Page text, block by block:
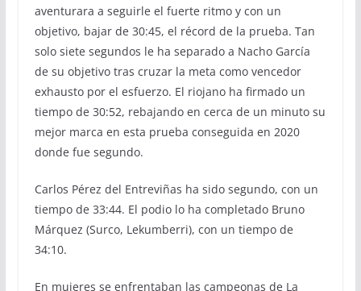
aventurara a seguirle el fuerte ritmo y con un
objetivo, bajar de 30:45, el récord de la prueba. Tan
solo siete segundos le ha separado a Nacho García
de su objetivo tras cruzar la meta como vencedor
exhausto por el esfuerzo. El riojano ha firmado un
tiempo de 30:52, rebajando en cerca de un minuto su
mejor marca en esta prueba conseguida en 2020
donde fue segundo.
Carlos Pérez del Entreviñas ha sido segundo, con un
tiempo de 33:44. El podio lo ha completado Bruno
Márquez (Surco, Lekumberri), con un tiempo de
34:10.
En mujeres se enfrentaban las campeonas de La